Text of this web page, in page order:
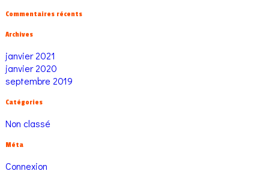
Commentaires récents
Archives
janvier 2021
janvier 2020
septembre 2019
Catégories
Non classé
Méta
Connexion